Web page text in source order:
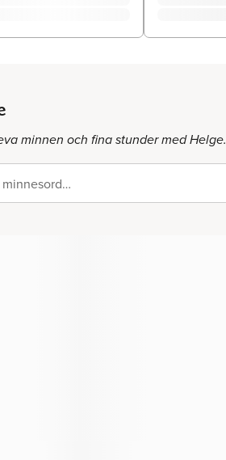
minnen och fina stunder med Helge.